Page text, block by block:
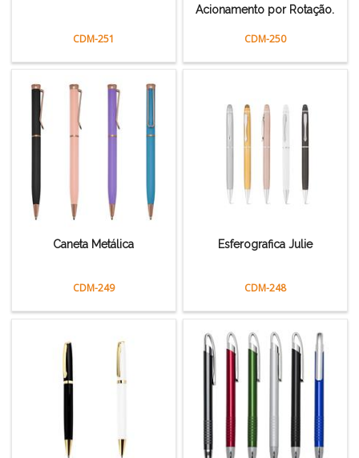
CDM-251
Acionamento por Rotação.
CDM-250
Caneta Metálica
CDM-249
Esferografica Julie
CDM-248